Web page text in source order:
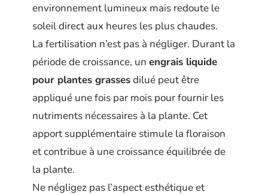
environnement lumineux mais redoute le
soleil direct aux heures les plus chaudes.
La fertilisation n’est pas à négliger. Durant la
période de croissance, un engrais liquide
pour plantes grassesdilué peut être
appliqué une fois par mois pour fournir les
nutriments nécessaires à la plante. Cet
apport supplémentaire stimule la floraison
et contribue à une croissance équilibrée de
la plante.
Ne négligez pas l’aspect esthétique et